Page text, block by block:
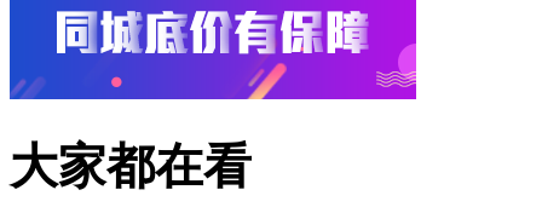
大家都在看